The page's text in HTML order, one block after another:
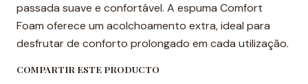
passada suave e confortável. A espuma Comfort
Foam oferece um acolchoamento extra, ideal para
desfrutar de conforto prolongado em cada utilização.
COMPARTIR ESTE PRODUCTO